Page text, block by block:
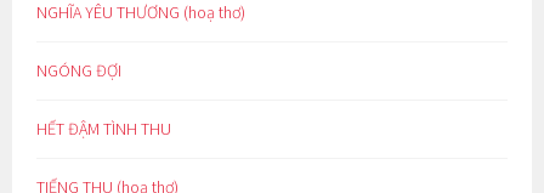
NGHĨA YÊU THƯƠNG (hoạ thơ)
NGÓNG ĐỢI
HẾT ĐẬM TÌNH THU
TIẾNG THU (hoạ thơ)